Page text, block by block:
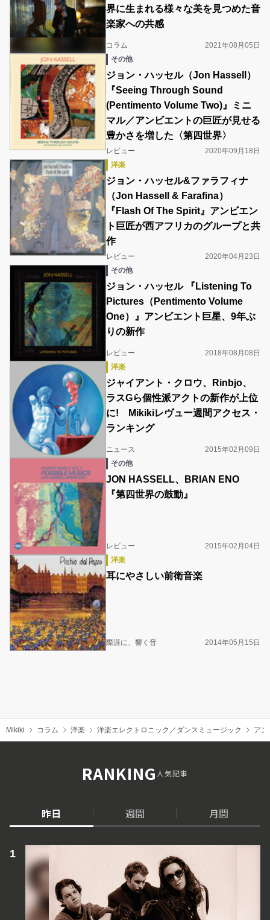
界に生まれる様々な美を見つめた音
楽家への共感
コラム
2021年08月05日
その他
ジョン・ハッセル（Jon Hassell）
『Seeing Through Sound
(Pentimento Volume Two)』ミニ
マル／アンビエントの巨匠が見せる
豊かさを増した〈第四世界〉
レビュー
2020年09月18日
洋楽
ジョン・ハッセル&ファラフィナ
（Jon Hassell & Farafina）
『Flash Of The Spirit』アンビエン
ト巨匠が西アフリカのグループと共
作
レビュー
2020年04月23日
その他
ジョン・ハッセル 『Listening To
Pictures（Pentimento Volume
One）』アンビエント巨星、9年ぶ
りの新作
レビュー
2018年08月08日
洋楽
ジャイアント・クロウ、Rinbjo、
ラスGら個性派アクトの新作が上位
に! Mikikiレヴュー週間アクセス・
ランキング
ニュース
2015年02月09日
その他
JON HASSELL、BRIAN ENO
『第四世界の鼓動』
レビュー
2015年02月04日
洋楽
耳にやさしい前衛音楽
際涯に、響く音 2014年05月15日
Mikiki コラム 洋楽 洋楽エレクトロニック／ダンスミュージック ア
RANKING人気記事
昨日 週間 月間